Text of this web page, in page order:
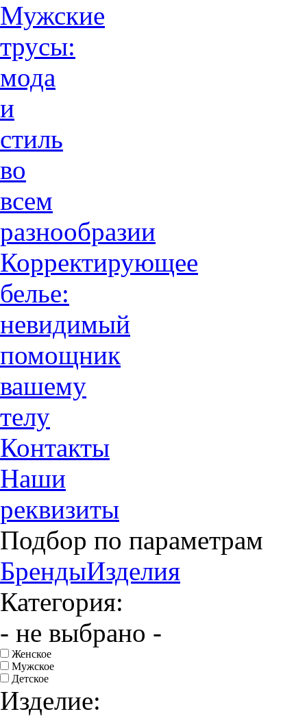
Мужские
трусы:
мода
и
стиль
во
всем
разнообразии
Корректирующее
белье:
невидимый
помощник
вашему
телу
Контакты
Наши
реквизиты
Подбор по параметрам
БрендыИзделия
Категория:
- не выбрано -
Женское
Мужское
Детское
Изделие: